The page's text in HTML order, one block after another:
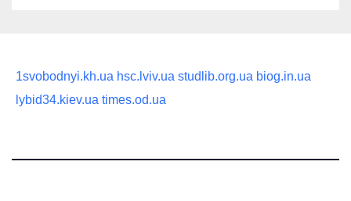
1svobodnyi.kh.ua hsc.lviv.ua studlib.org.ua biog.in.ua
lybid34.kiev.ua times.od.ua